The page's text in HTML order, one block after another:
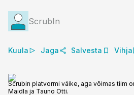
ScrubIn
Kuula Jaga Salvesta Vihja
Scrubin platvormi väike, aga võimas tiim
Maidla ja Tauno Otti.